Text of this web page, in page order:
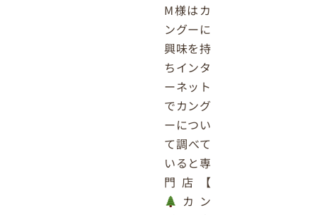
M様はカ
ングーに
興味を持
ちインタ
ーネット
でカング
ーについ
て調べて
いると専
門店【
カン